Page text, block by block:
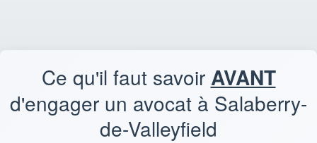
Ce qu'il faut savoir AVANT
d'engager un avocat à Salaberry-
de-Valleyfield